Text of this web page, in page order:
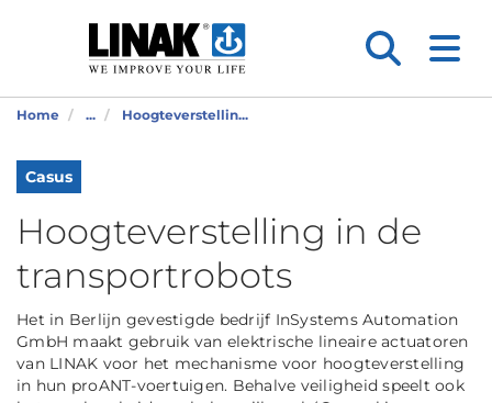
Home ... Hoogteverstellin...
Casus
Hoogteverstelling in de
transportrobots
Het in Berlijn gevestigde bedrijf InSystems Automation
GmbH maakt gebruik van elektrische lineaire actuatoren
van LINAK voor het mechanisme voor hoogteverstelling
in hun proANT-voertuigen. Behalve veiligheid speelt ook